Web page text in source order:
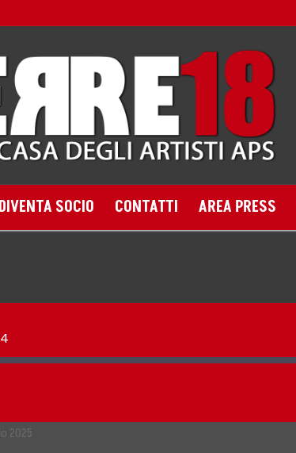
SOCIO CONTATTI AREA PRESS
2025